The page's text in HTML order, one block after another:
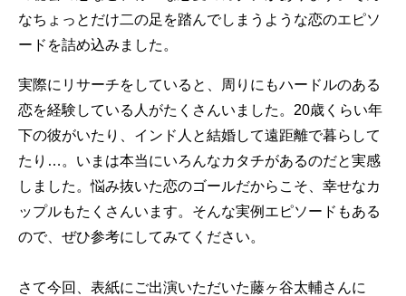
なちょっとだけ二の足を踏んでしまうような恋のエピソ
ードを詰め込みました。
実際にリサーチをしていると、周りにもハードルのある
恋を経験している人がたくさんいました。20歳くらい年
下の彼がいたり、インド人と結婚して遠距離で暮らして
たり…。いまは本当にいろんなカタチがあるのだと実感
しました。悩み抜いた恋のゴールだからこそ、幸せなカ
ップルもたくさんいます。そんな実例エピソードもある
ので、ぜひ参考にしてみてください。
さて今回、表紙にご出演いただいた藤ヶ谷太輔さんに